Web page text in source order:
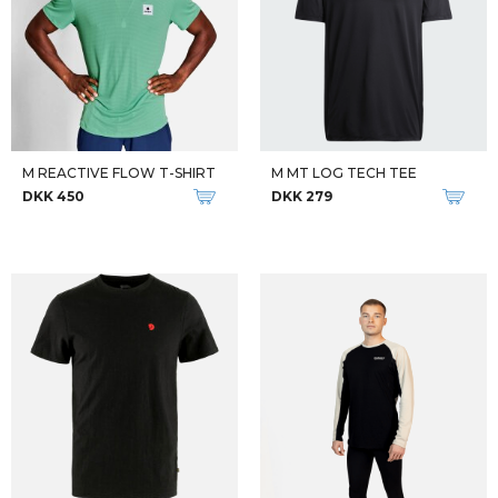
M REACTIVE FLOW T-SHIRT
DKK 450
M MT LOG TECH TEE
DKK 279